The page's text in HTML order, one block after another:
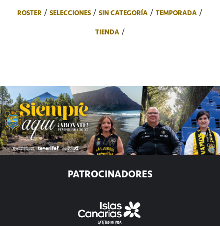
ROSTER
SELECCIONES SIN CATEGORÍA
TEMPORADA
TIENDA
PATROCINADORES